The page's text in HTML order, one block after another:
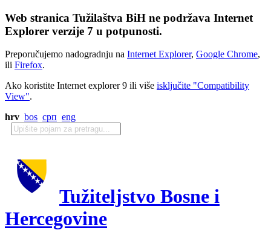
Web stranica Tužilaštva BiH ne podržava Internet
Explorer verzije 7 u potpunosti.
Preporučujemo nadogradnju na Internet Explorer, Google Chrome,
ili Firefox.
Ako koristite Internet explorer 9 ili više isključite "Compatibility
View".
hrv bos срп eng
Tužiteljstvo Bosne i
Hercegovine